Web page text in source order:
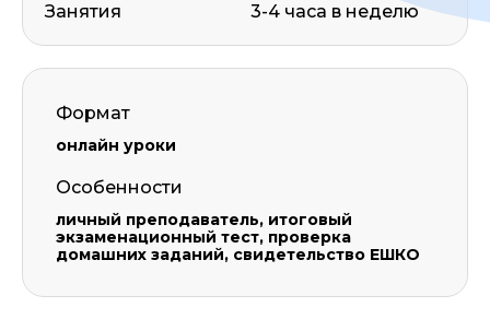
Занятия 3-4 часа в неделю
Формат
онлайн уроки
Особенности
личный преподаватель, итоговый
экзаменационный тест, проверка
домашних заданий, свидетельство ЕШКО